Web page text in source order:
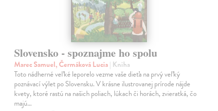
Slovensko - spoznajme ho spolu
Marec Samuel, Čermáková Lucia| Kniha
Toto nádherné veľké leporelo vezme vaše dieťa na prvý veľký
poznávací výlet po Slovensku. V krásne ilustrovanej prírode nájde
kvety, ktoré rastú na našich poliach, lúkach či horách, zvieratká, čo
majú…